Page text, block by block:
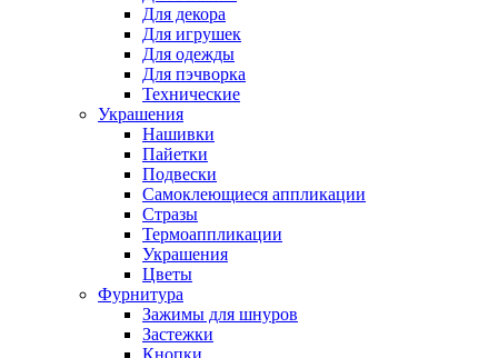
Для декора
Для игрушек
Для одежды
Для пэчворка
Технические
Украшения
Нашивки
Пайетки
Подвески
Самоклеющиеся аппликации
Стразы
Термоаппликации
Украшения
Цветы
Фурнитура
Зажимы для шнуров
Застежки
Кнопки